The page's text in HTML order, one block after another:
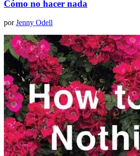
Cómo no hacer nada
porJenny Odell